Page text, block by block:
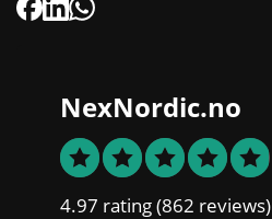
NexNordic.no
4.97 rating(862 reviews)